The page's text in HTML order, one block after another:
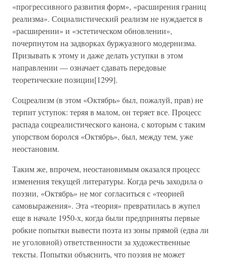
«прогрессивного развития форм», «расширения границ
реализма». Социалистический реализм не нуждается в
«расширении» и «эстетическом обновлении»,
почерпнутом на задворках буржуазного модернизма.
Призывать к этому и даже делать уступки в этом
направлении — означает сдавать передовые
теоретические позиции[1299].
Соцреализм (в этом «Октябрь» был, пожалуй, прав) не
терпит уступок: теряя в малом, он теряет все. Процесс
распада соцреалистического канона, с которым с таким
упорством боролся «Октябрь», был, между тем, уже
неостановим.
Таким же, впрочем, неостановимым оказался процесс
изменения текущей литературы. Когда речь заходила о
поэзии, «Октябрь» не мог согласиться с «теорией
самовыражения». Эта «теория» превратилась в жупел
еще в начале 1950-х, когда были предприняты первые
робкие попытки вывести поэта из зоны прямой (едва ли
не уголовной) ответственности за художественные
тексты. Попытки объяснить, что поэзия не может